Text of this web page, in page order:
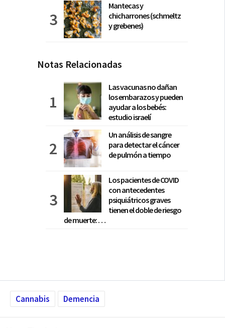
Mantecas y
chicharrones (schmeltz
y grebenes)
Notas Relacionadas
Las vacunas no dañan
los embarazos y pueden
ayudar a los bebés:
estudio israelí
Un análisis de sangre
para detectar el cáncer
de pulmón a tiempo
Los pacientes de COVID
con antecedentes
psiquiátricos graves
tienen el doble de riesgo
de muerte: …
Cannabis Demencia